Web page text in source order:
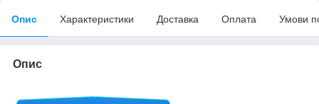
Опис Характеристики Доставка Оплата Умови
Опис